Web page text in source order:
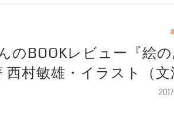
のBOOKレビュー『絵
西村敏雄・イラスト（